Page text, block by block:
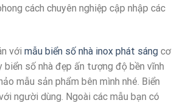
cách chuyên nghiệp cập nhập các
với mẫu biển số nhà inox phát sáng cơ
biển số nhà đẹp ấn tượng độ bền vĩnh
mẫu sản phẩm bên mình nhé. Biển
người dùng. Ngoài các mẫu bạn có